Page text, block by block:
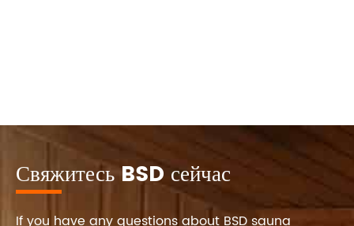
Свяжитесь BSD сейчас
If you have any questions about BSD sauna